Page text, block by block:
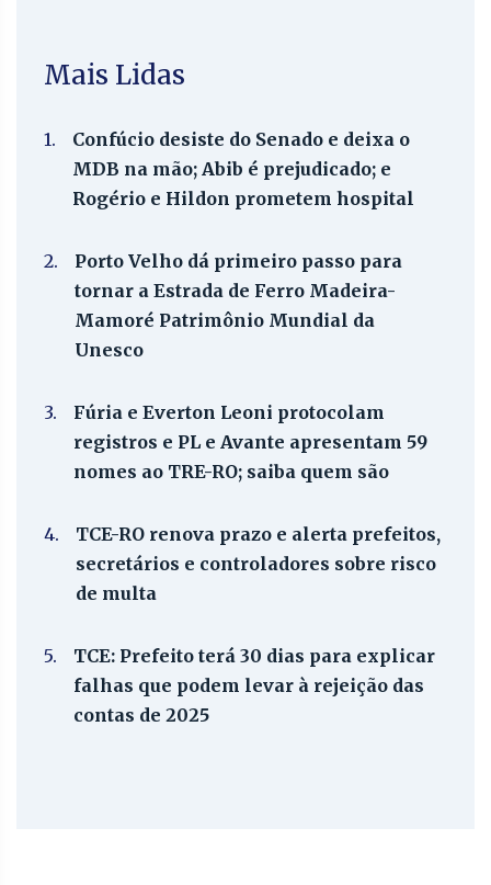
Mais Lidas
1.
Confúcio desiste do Senado e deixa o
MDB na mão; Abib é prejudicado; e
Rogério e Hildon prometem hospital
2.
Porto Velho dá primeiro passo para
tornar a Estrada de Ferro Madeira-
Mamoré Patrimônio Mundial da
Unesco
3.
Fúria e Everton Leoni protocolam
registros e PL e Avante apresentam 59
nomes ao TRE-RO; saiba quem são
4.
TCE-RO renova prazo e alerta prefeitos,
secretários e controladores sobre risco
de multa
5.
TCE: Prefeito terá 30 dias para explicar
falhas que podem levar à rejeição das
contas de 2025